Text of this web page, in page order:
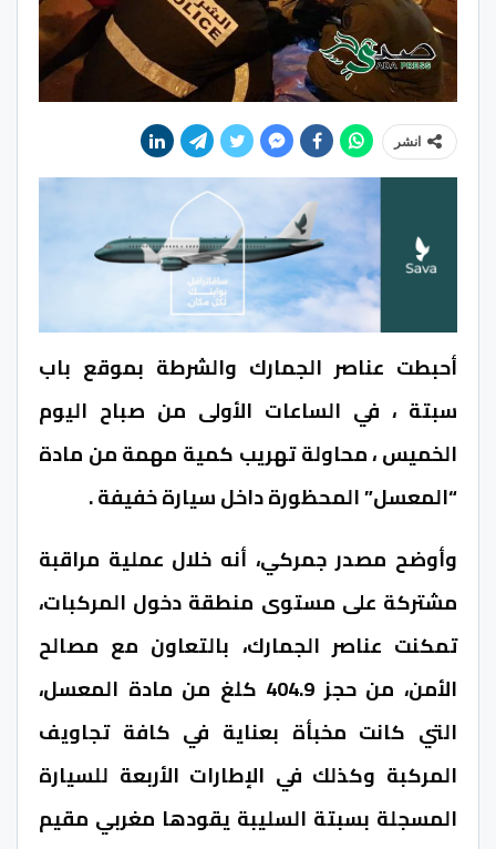
انشر
أحبطت عناصر الجمارك والشرطة بموقع باب
سبتة ، في الساعات الأولى من صباح اليوم
الخميس ، محاولة تهريب كمية مهمة من مادة
“المعسل” المحظورة داخل سيارة خفيفة .
وأوضح مصدر جمركي، أنه خلال عملية مراقبة
مشتركة على مستوى منطقة دخول المركبات،
تمكنت عناصر الجمارك، بالتعاون مع مصالح
الأمن، من حجز 404.9 كلغ من مادة المعسل،
التي كانت مخبأة بعناية في كافة تجاويف
المركبة وكذلك في الإطارات الأربعة للسيارة
المسجلة بسبتة السليبة يقودها مغربي مقيم